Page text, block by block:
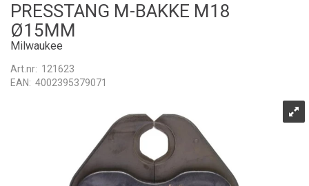
PRESSTANG M-BAKKE M18
Ø15MM
Milwaukee
Art.nr: 121623
EAN: 4002395379071